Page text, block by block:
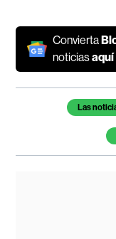
Convierta
noticiasaquí
Temas de este
Las